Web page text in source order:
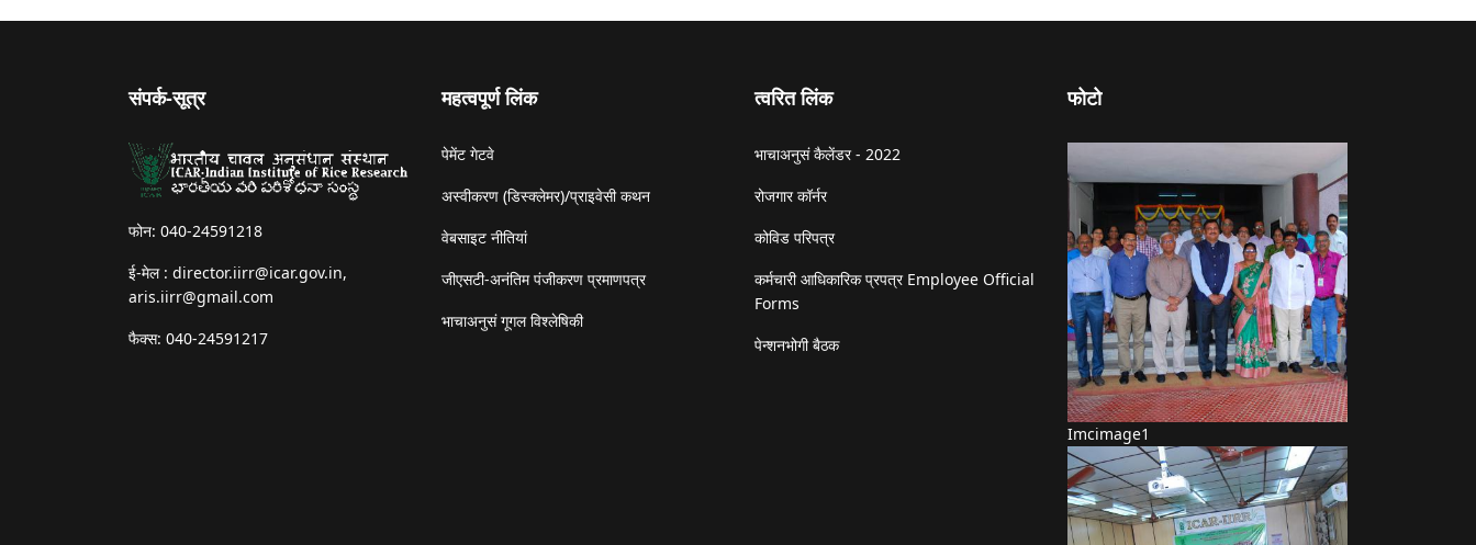
संपर्क-सूत्र
फोन: 040-24591218
ई-मेल : director.iirr@icar.gov.in,
aris.iirr@gmail.com
फैक्स: 040-24591217
महत्वपूर्ण लिंक
पेमेंट गेटवे
अस्वीकरण (डिस्क्लेमर)/प्राइवेसी कथन
वेबसाइट नीतियां
जीएसटी-अनंतिम पंजीकरण प्रमाणपत्र
भाचाअनुसं गूगल विश्लेषिकी
त्वरित लिंक
भाचाअनुसं कैलेंडर - 2022
रोजगार कॉर्नर
कोविड परिपत्र
कर्मचारी आधिकारिक प्रपत्र Employee Official
Forms
पेन्शनभोगी बैठक
फोटो
Imcimage1